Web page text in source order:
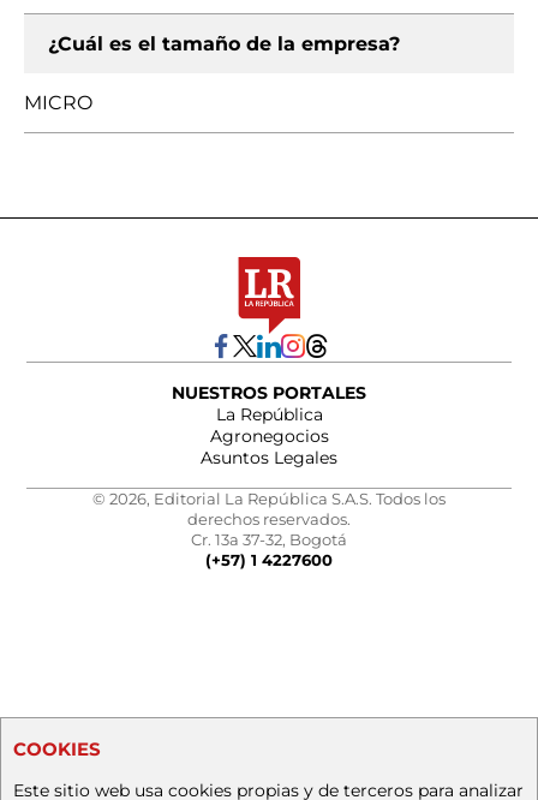
¿Cuál es el tamaño de la empresa?
MICRO
NUESTROS PORTALES
La República
Agronegocios
Asuntos Legales
© 2026, Editorial La República S.A.S. Todos los
derechos reservados.
Cr. 13a 37-32, Bogotá
(+57) 1 4227600
COOKIES
Este sitio web usa cookies propias y de terceros para analizar